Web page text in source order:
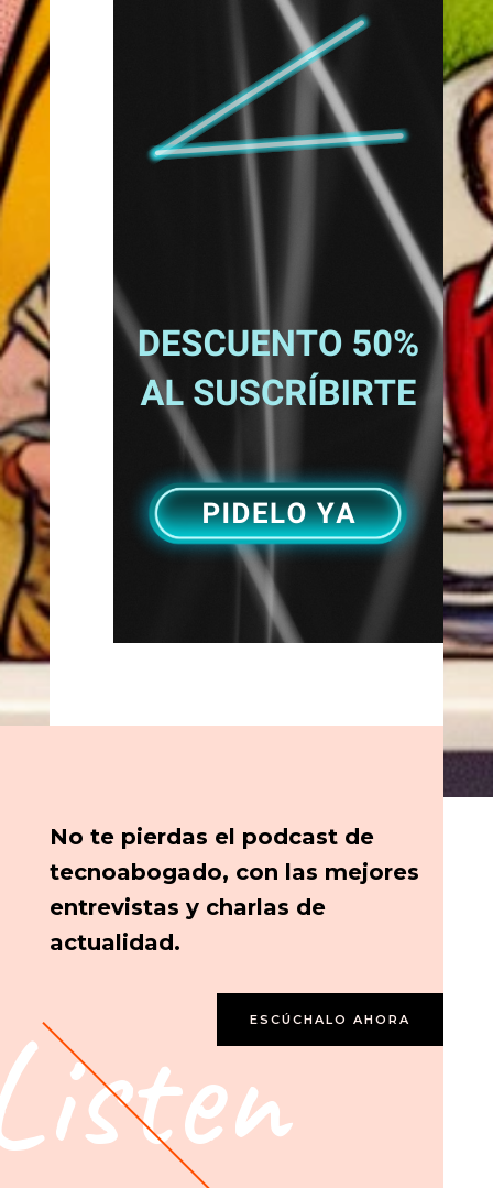
No te pierdas el podcast de
tecnoabogado, con las mejores
entrevistas y charlas de
actualidad.
ESCÚCHALO AHORA